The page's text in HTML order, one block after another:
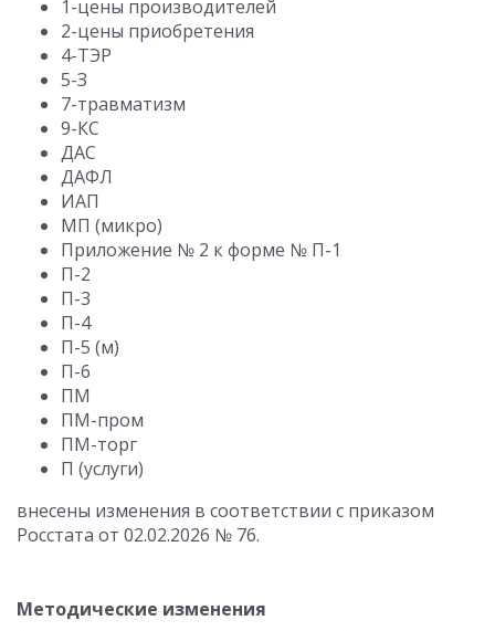
1-цены производителей
2-цены приобретения
4-ТЭР
5-З
7-травматизм
9-КС
ДАС
ДАФЛ
ИАП
МП (микро)
Приложение № 2 к форме № П-1
П-2
П-3
П-4
П-5 (м)
П-6
ПМ
ПМ-пром
ПМ-торг
П (услуги)
внесены изменения в соответствии с приказом
Росстата от 02.02.2026 № 76.
Методические изменения